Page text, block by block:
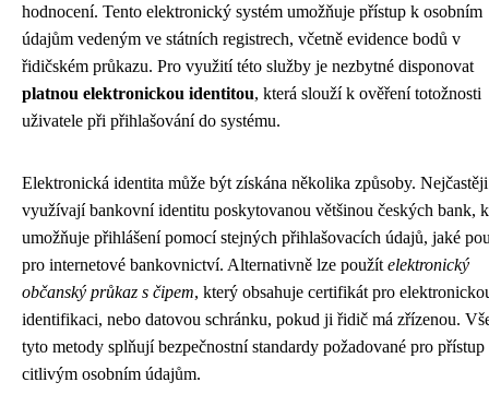
hodnocení. Tento elektronický systém umožňuje přístup k osobním
údajům vedeným ve státních registrech, včetně evidence bodů v
řidičském průkazu. Pro využití této služby je nezbytné disponovat
platnou elektronickou identitou, která slouží k ověření totožnosti
uživatele při přihlašování do systému.
Elektronická identita může být získána několika způsoby.
využívají bankovní identitu poskytovanou většinou českých bank,
umožňuje přihlášení pomocí stejných přihlašovacích údajů, jaké
pro internetové bankovnictví. Alternativně lze použít elektronický
občanský průkaz s čipem, který obsahuje certifikát pro
identifikaci, nebo datovou schránku, pokud ji řidič má zřízenou.
tyto metody splňují bezpečnostní standardy požadované pro přístup
citlivým osobním údajům.